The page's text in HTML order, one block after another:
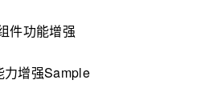
件功能增强
力增强Sample